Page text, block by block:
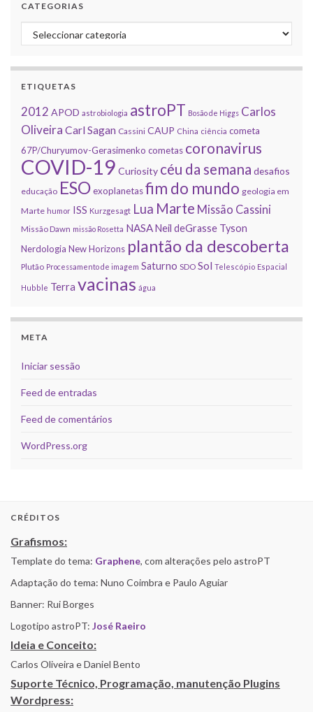
CATEGORIAS
Categorias
ETIQUETAS
2012 APOD astrobiologia astroPT Bosão de Higgs Carlos
Oliveira Carl Sagan Cassini CAUP China ciência cometa
67P/Churyumov-Gerasimenko cometas coronavirus
COVID-19 Curiosity céu da semana desafios
educação ESOexoplanetasfim do mundo geologia em
Marte humor ISS Kurzgesagt Lua Marte Missão Cassini
Missão Dawn missão Rosetta NASANeil deGrasse Tyson
Nerdologia New Horizons plantão da descoberta
Plutão Processamento de imagem Saturno SDO Sol Telescópio Espacial
Hubble Terra vacinas água
META
Iniciar sessão
Feed de entradas
Feed de comentários
WordPress.org
CRÉDITOS
Grafismos:
Template do tema: Graphene, com alterações pelo astroPT
Adaptação do tema: Nuno Coimbra e Paulo Aguiar
Banner: Rui Borges
Logotipo astroPT: José Raeiro
Ideia e Conceito:
Carlos Oliveira e Daniel Bento
Suporte Técnico, Programação, manutenção Plugins
Wordpress: